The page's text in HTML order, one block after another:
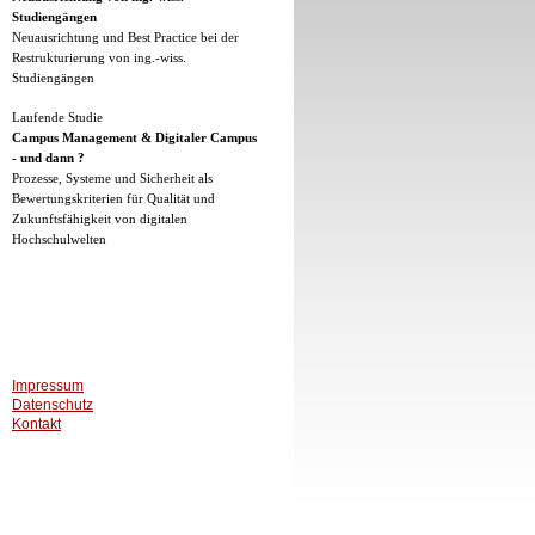
Studiengängen
Neuausrichtung und Best Practice bei der
Restrukturierung von ing.-wiss.
Studiengängen
Laufende Studie
Campus Management & Digitaler Campus
- und dann ?
Prozesse, Systeme und Sicherheit als
Bewertungskriterien für Qualität und
Zukunftsfähigkeit von digitalen
Hochschulwelten
Impressum
Datenschutz
Kontakt